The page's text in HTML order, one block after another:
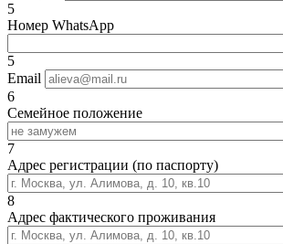
5
Номер WhatsApp
5
Email
6
Семейное положение
7
Адрес регистрации (по паспорту)
8
Адрес фактического проживания